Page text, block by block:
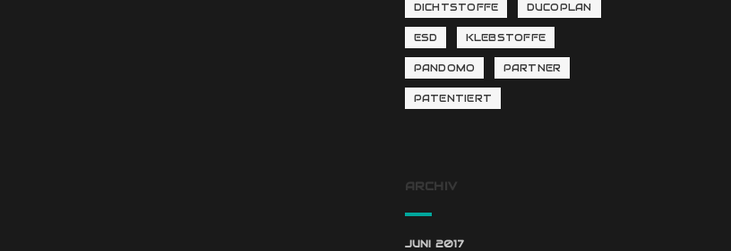
DICHTSTOFFE DUCOPLAN
ESD KLEBSTOFFE
PANDOMO PARTNER
PATENTIERT
ARCHIV
JUNI 2017